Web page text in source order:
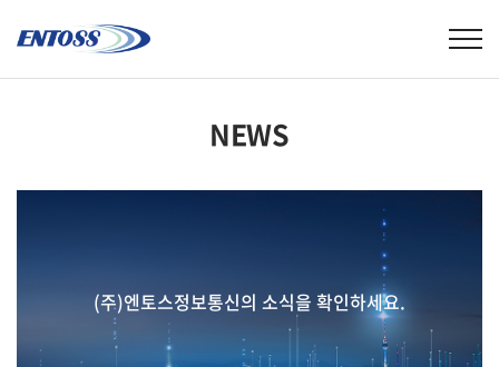
NEWS
(주)엔토스정보통신의 소식을 확인하세요.